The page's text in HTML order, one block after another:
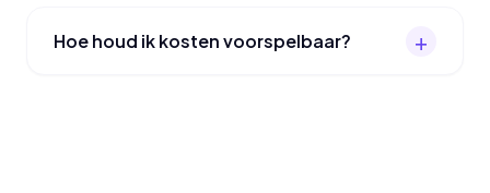
Hoe houd ik kosten voorspelbaar?